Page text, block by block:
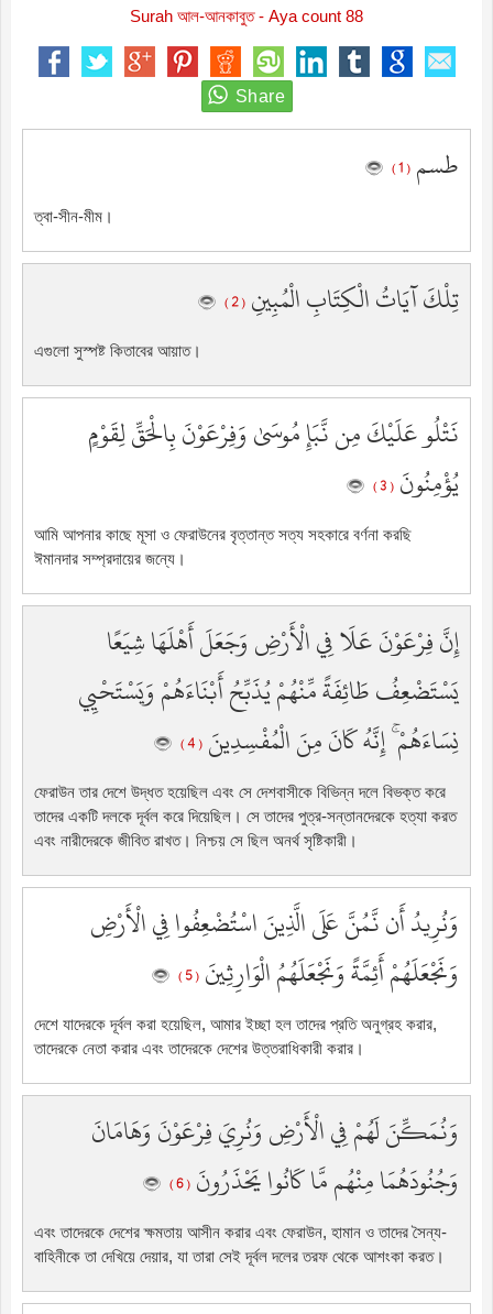
Surah আল-আনকাবুত - Aya count 88
طسم ( 1 )
ত্বা-সীন-মীম।
تِلْكَ آيَاتُ الْكِتَابِ الْمُبِينِ ( 2 )
এগুলো সুস্পষ্ট কিতাবের আয়াত।
نَتْلُو عَلَيْكَ مِن نَّبَإِ مُوسَىٰ وَفِرْعَوْنَ بِالْحَقِّ لِقَوْمٍ
يُؤْمِنُونَ ( 3 )
আমি আপনার কাছে মূসা ও ফেরাউনের বৃত্তান্ত সত্য সহকারে বর্ণনা করছি
ঈমানদার সম্প্রদায়ের জন্যে।
إِنَّ فِرْعَوْنَ عَلَا فِي الْأَرْضِ وَجَعَلَ أَهْلَهَا شِيَعًا
يَسْتَضْعِفُ طَائِفَةً مِّنْهُمْ يُذَبِّحُ أَبْنَاءَهُمْ وَيَسْتَحْيِي
نِسَاءَهُمْ ۚ إِنَّهُ كَانَ مِنَ الْمُفْسِدِينَ ( 4 )
ফেরাউন তার দেশে উদ্ধত হয়েছিল এবং সে দেশবাসীকে বিভিন্ন দলে বিভক্ত করে
তাদের একটি দলকে দূর্বল করে দিয়েছিল। সে তাদের পুত্র-সন্তানদেরকে হত্যা করত
এবং নারীদেরকে জীবিত রাখত। নিশ্চয় সে ছিল অনর্থ সৃষ্টিকারী।
وَنُرِيدُ أَن نَّمُنَّ عَلَى الَّذِينَ اسْتُضْعِفُوا فِي الْأَرْضِ
وَنَجْعَلَهُمْ أَئِمَّةً وَنَجْعَلَهُمُ الْوَارِثِينَ ( 5 )
দেশে যাদেরকে দূর্বল করা হয়েছিল, আমার ইচ্ছা হল তাদের প্রতি অনুগ্রহ করার,
তাদেরকে নেতা করার এবং তাদেরকে দেশের উত্তরাধিকারী করার।
وَنُمَكِّنَ لَهُمْ فِي الْأَرْضِ وَنُرِيَ فِرْعَوْنَ وَهَامَانَ
وَجُنُودَهُمَا مِنْهُم مَّا كَانُوا يَحْذَرُونَ ( 6 )
এবং তাদেরকে দেশের ক্ষমতায় আসীন করার এবং ফেরাউন, হামান ও তাদের সৈন্য-
বাহিনীকে তা দেখিয়ে দেয়ার, যা তারা সেই দূর্বল দলের তরফ থেকে আশংকা করত।